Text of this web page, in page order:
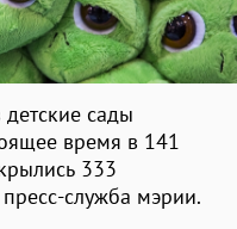
сады
время в 141
333
служба мэрии.